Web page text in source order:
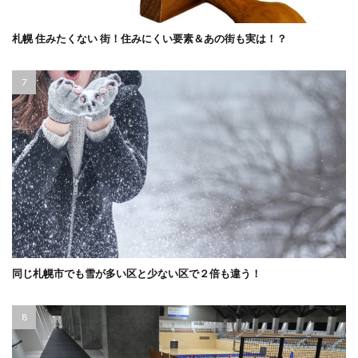
札幌 住みたくない 街！住みにくい要素＆あの街も実は！？
同じ札幌市でも雪が多い区と少ない区で２倍も違う！